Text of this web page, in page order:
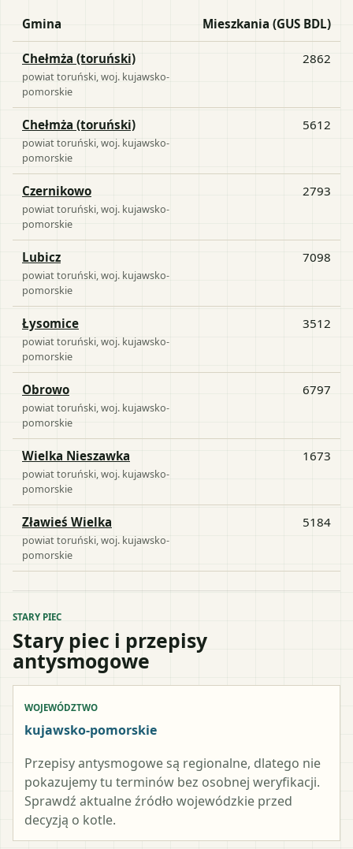
Gmina Mieszkania (GUS BDL)
Chełmża (toruński)
powiattoruński , woj. kujawsko-
pomorskie
2862
Chełmża (toruński)
powiattoruński , woj. kujawsko-
pomorskie
5612
Czernikowo
powiattoruński , woj. kujawsko-
pomorskie
2793
Lubicz
powiattoruński , woj. kujawsko-
pomorskie
7098
Łysomice
powiattoruński , woj. kujawsko-
pomorskie
3512
Obrowo
powiattoruński , woj. kujawsko-
pomorskie
6797
Wielka Nieszawka
powiattoruński , woj. kujawsko-
pomorskie
1673
Zławieś Wielka
powiattoruński , woj. kujawsko-
pomorskie
5184
STARY PIEC
Stary piec i przepisy
antysmogowe
WOJEWÓDZTWO
kujawsko-pomorskie
Przepisy antysmogowe są regionalne, dlatego nie
pokazujemy tu terminów bez osobnej weryfikacji.
Sprawdź aktualne źródło wojewódzkie przed
decyzją o kotle.